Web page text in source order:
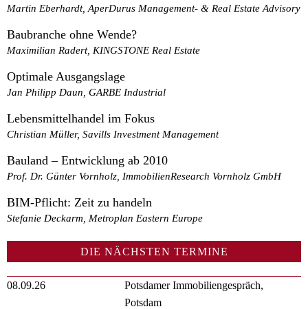
Martin Eberhardt, AperDurus Management- & Real Estate Advisory
Baubranche ohne Wende?
Maximilian Radert, KINGSTONE Real Estate
Optimale Ausgangslage
Jan Philipp Daun, GARBE Industrial
Lebensmittelhandel im Fokus
Christian Müller, Savills Investment Management
Bauland – Entwicklung ab 2010
Prof. Dr. Günter Vornholz, ImmobilienResearch Vornholz GmbH
BIM-Pflicht: Zeit zu handeln
Stefanie Deckarm, Metroplan Eastern Europe
DIE NÄCHSTEN TERMINE
08.09.26
Potsdamer Immobiliengespräch,
Potsdam